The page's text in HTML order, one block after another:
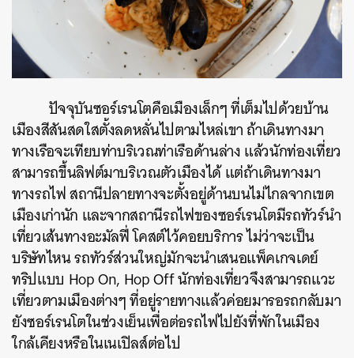
ปัจจุบันซอร์เรนโตคือเมืองเล็กๆ ที่เต็มไปด้วยบ้าน
เมืองสีสันสดใสตั้งลดหลั่นไปตามไหล่เขา ถ้าเดินทางมา
ทางเรือจะเทียบท่าบริเวณท่าเรือด้านล่าง แล้วนักท่องเที่ยว
สามารถขึ้นลิฟต์มาบริเวณตัวเมืองได้ แต่ถ้าเดินทางมา
ทางรถไฟ สถานีปลายทางจะตั้งอยู่ด้านบนไม่ไกลจากเขต
เมืองเก่านัก และจากสถานีรถไฟของซอร์เรนโตมีรถทัวร์นำ
เที่ยวเส้นทางอะมัลฟี่ โคสต์ไว้คอยบริการ ไม่ว่าจะเป็น
บริษัทไหน รถทัวร์ส่วนใหญ่มักจะนำเสนอแพ็คเกจเดย์
ทริปแบบ Hop On, Hop Off นักท่องเที่ยวจึงสามารถแวะ
เที่ยวตามเมืองต่างๆ ที่อยู่รายทางแล้วค่อยมารอรถกลับมา
ยังซอร์เรนโตในช่วงเย็นเพื่อต่อรถไฟไปยังที่พักในเมือง
ใกล้เคียงหรือในเนเปิลส์ต่อไป